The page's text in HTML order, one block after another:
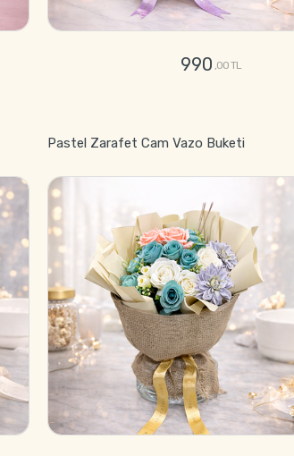
990 ,00 TL
Pastel Zarafet Cam Vazo Buketi